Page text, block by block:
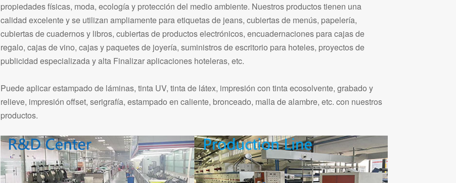
propiedades físicas, moda, ecología y protección del medio ambiente. Nuestros productos tienen una
calidad excelente y se utilizan ampliamente para etiquetas de jeans, cubiertas de menús, papelería,
cubiertas de cuadernos y libros, cubiertas de productos electrónicos, encuadernaciones para cajas de
regalo, cajas de vino, cajas y paquetes de joyería, suministros de escritorio para hoteles, proyectos de
publicidad especializada y alta Finalizar aplicaciones hoteleras, etc.
Puede aplicar estampado de láminas, tinta UV, tinta de látex, impresión con tinta ecosolvente, grabado y
relieve, impresión offset, serigrafía, estampado en caliente, bronceado, malla de alambre, etc. con nuestros
productos.